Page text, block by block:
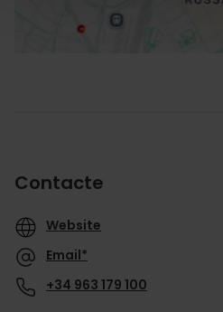
Contacte
Website
Email*
+34 963 179 100